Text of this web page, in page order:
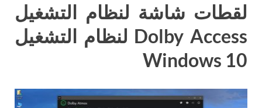
لقطات شاشة لنظام التشغيل
Dolby Access لنظام التشغيل
Windows 10